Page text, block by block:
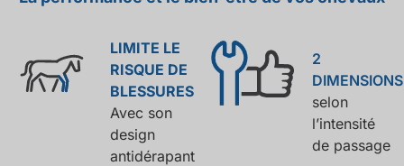
LIMITE LE
RISQUE DE
BLESSURES
Avec son
design
antidérapant
2
DIMENSIONS
selon
l’intensité
de passage